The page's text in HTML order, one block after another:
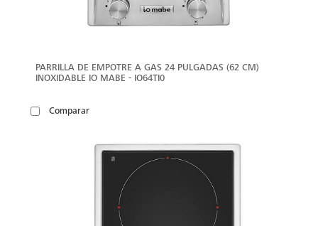
PARRILLA DE EMPOTRE A GAS 24 PULGADAS (62 CM)
INOXIDABLE IO MABE - IO64TI0
Comparar